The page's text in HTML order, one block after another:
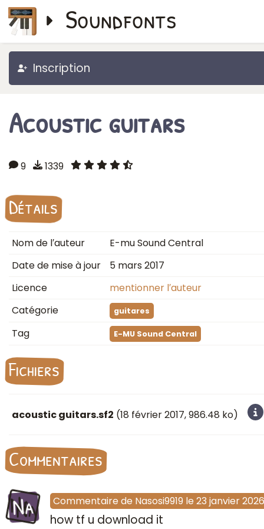
Soundfonts
Inscription
Acoustic guitars
9 1339
Détails
Nom de l′auteur
E-mu Sound Central
Date de mise à jour
5 mars 2017
Licence
mentionner l′auteur
Catégorie
guitares
Tag E-MU Sound Central
Fichiers
acoustic guitars.sf2 (18 février 2017, 986.48 ko)
Commentaires
Na Commentaire de Nasosi9919 le 23 janvier 2026
how tf u download it